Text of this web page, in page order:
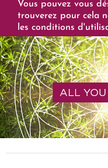
Vous pouvez vous
trouverez pour cela
les conditions